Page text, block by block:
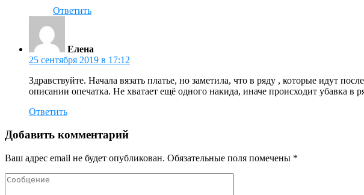
Ответить
Елена
25 сентября 2019 в 17:12
Здравствуйте. Начала вязать платье, но заметила, что в ряду , которые идут
описании опечатка. Не хватает ещё одного накида, иначе происходит убавка в
Ответить
Добавить комментарий
Ваш адрес email не будет опубликован. Обязательные поля помечены *